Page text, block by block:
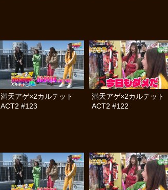
満天アゲ×2カルテット
ACT2 #123
満天アゲ×2カルテット
ACT2 #122